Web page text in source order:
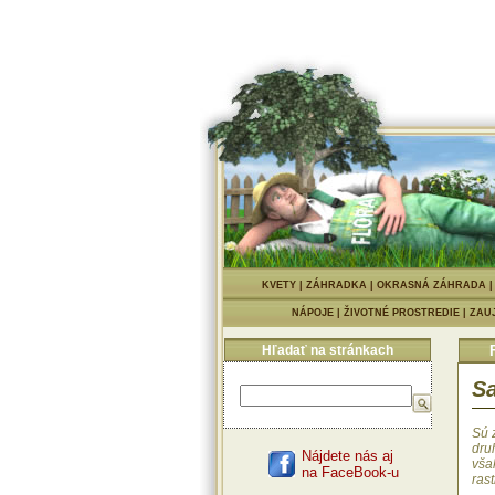
KVETY ZÁHRADKA OKRASNÁ ZÁHRADA
NÁPOJE ŽIVOTNÉ PROSTREDIE
Hľadať na stránkach
Nájdete nás aj
na FaceBook-u
Sú